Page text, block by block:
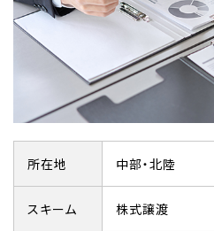
所在地 中部・北陸
スキーム 株式譲渡